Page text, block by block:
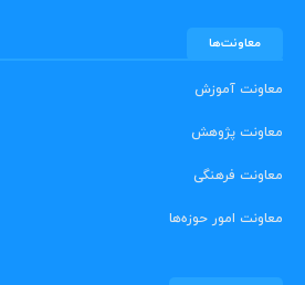
معاونت‌ها
معاونت آموزش
معاونت پژوهش
معاونت فرهنگی
معاونت امور حوزه‌ها